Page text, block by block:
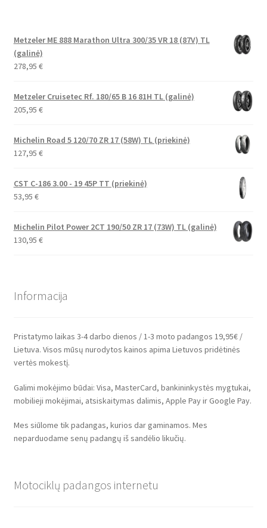
Metzeler ME 888 Marathon Ultra 300/35 VR 18 (87V) TL
(galinė)
278,95 €
Metzeler Cruisetec Rf. 180/65 B 16 81H TL (galinė)
205,95 €
Michelin Road 5 120/70 ZR 17 (58W) TL (priekinė)
127,95 €
CST C-186 3.00 - 19 45P TT (priekinė)
53,95 €
Michelin Pilot Power 2CT 190/50 ZR 17 (73W) TL (galinė)
130,95 €
Informacija
Pristatymo laikas 3-4 darbo dienos / 1-3 moto padangos 19,95€ /
Lietuva. Visos mūsų nurodytos kainos apima Lietuvos pridėtinės
vertės mokestį.
Galimi mokėjimo būdai: Visa, MasterCard, bankininkystės mygtukai,
mobilieji mokėjimai, atsiskaitymas dalimis, Apple Pay ir Google Pay.
Mes siūlome tik padangas, kurios dar gaminamos. Mes
neparduodame senų padangų iš sandėlio likučių.
Motociklų padangos internetu